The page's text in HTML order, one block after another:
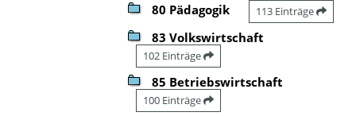
80 Pädagogik 113 Einträge
83 Volkswirtschaft
102 Einträge
85 Betriebswirtschaft
100 Einträge